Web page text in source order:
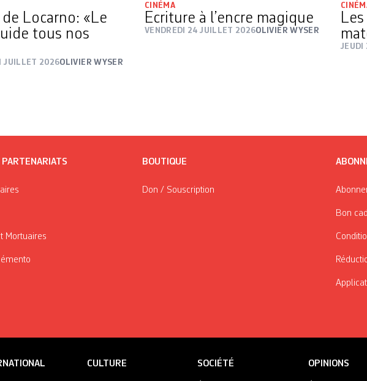
Locarno: «Le
tous nos
JUILLET 2026OLIVIER WYSER
CINÉMA
Ecriture à l’encre magique
VENDREDI 24 JUILLET 2026OLIVIER WYSER
JEUDI
Mortuaires
BOUTIQUE
Don / Souscription
Bon
CULTURE SOCIÉTÉ OPINIONS